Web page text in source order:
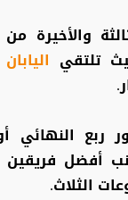
والأخيرة
تلتقي
ربع
أفضل فريقين
الثلاث.